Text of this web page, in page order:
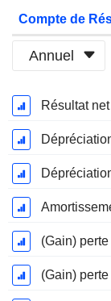
Compte de
Annuel
Période
Fiscale:
Décembre
Résultat net
(Gain)